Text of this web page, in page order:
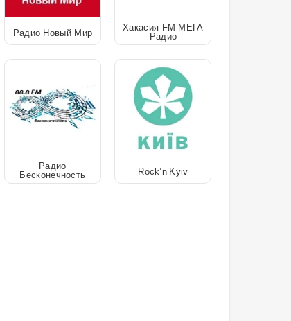
Радио Новый Мир
Хакасия FM МЕГА
Радио
Радио
Бесконечность
Rock’n’Kyiv